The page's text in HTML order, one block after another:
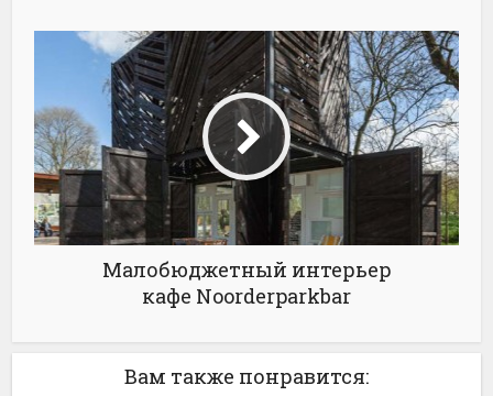
Малобюджетный интерьер
кафе Noorderparkbar
Вам также понравится: